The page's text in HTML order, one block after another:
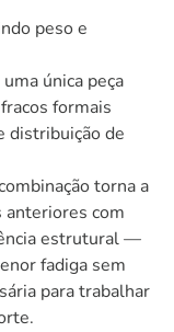
peso e
única peça
formais
distribuição de
torna a
anteriores com
estrutural —
fadiga sem
para trabalhar